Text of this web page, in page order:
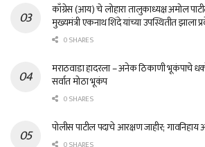
काँग्रेस (आय) चे लोहारा तालुकाध्यक्ष अमोल
मुख्यमंत्री एकनाथ शिंदे यांच्या उपस्थितीत झाला
0 SHARES
मराठवाडा हादरला – अनेक ठिकाणी भूकंपाचे
सर्वात मोठा भूकंप
0 SHARES
पोलीस पाटील पदाचे आरक्षण जाहीर; गावनिहाय